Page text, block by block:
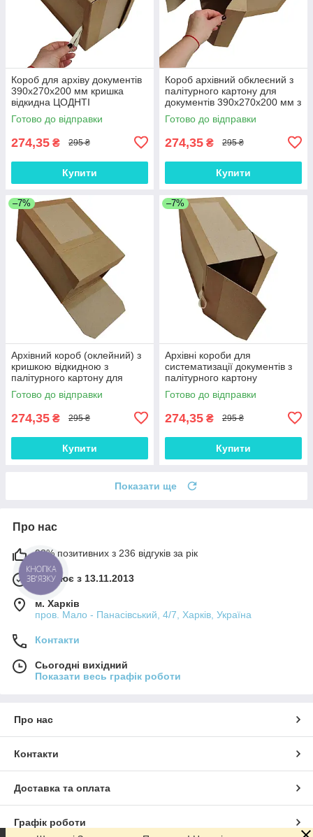
Короб для архіву документів
390х270х200 мм кришка
відкидна ЦОДНТІ
Готово до відправки
274,35 ₴ 295 ₴
Купити
Короб архівний обклеєний з
палітурного картону для
документів 390х270х200 мм з
кришкою відкидною ЦОДНТІ
Готово до відправки
274,35 ₴ 295 ₴
Купити
–7%
Архівний короб (оклейний) з
кришкою відкидною з
палітурного картону для
документів 390х270х200 мм
Готово до відправки
274,35 ₴ 295 ₴
Купити
–7%
Архівні короби для
систематизації документів з
палітурного картону
390х270х200 мм з кришкою
відкидною ЦОДНТІ
Готово до відправки
274,35 ₴ 295 ₴
Купити
Показати ще
Про нас
98% позитивних з 236 відгуків за рік
Працює з 13.11.2013
м. Харків
пров. Мало - Панасівський, 4/7, Харків, Україна
Контакти
Сьогодні вихідний
Показати весь графік роботи
Про нас
Контакти
Доставка та оплата
Графік роботи
КНОПКА
ЗВ'ЯЗКУ